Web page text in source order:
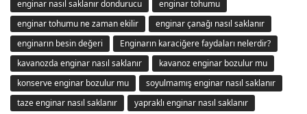
enginar nasıl saklanır dondurucu
enginar tohumu
enginar tohumu ne zaman ekilir
enginar çanağı nasıl saklanır
enginarın besin değeri
Enginarın karaciğere faydaları nelerdir?
kavanozda enginar nasıl saklanır
kavanoz enginar bozulur mu
konserve enginar bozulur mu
soyulmamış enginar nasıl saklanır
taze enginar nasıl saklanır
yapraklı enginar nasıl saklanır